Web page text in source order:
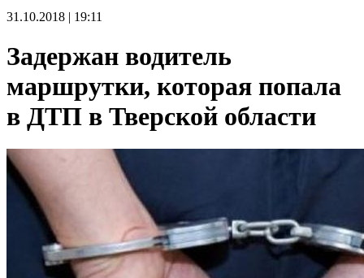
31.10.2018 | 19:11
Задержан водитель
маршрутки, которая попала
в ДТП в Тверской области